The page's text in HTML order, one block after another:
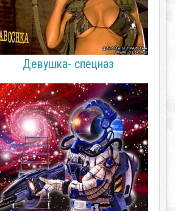
Девушка- спецназ